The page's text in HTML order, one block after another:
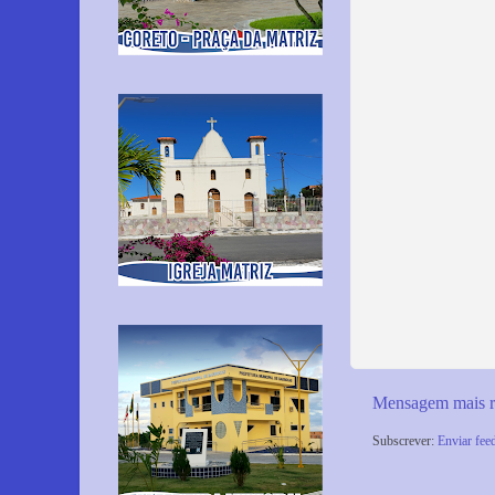
Mensagem mais
Subscrever: Enviar